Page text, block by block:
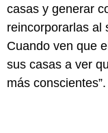
casas y generar
reincorporarlas al
Cuando ven que
sus casas a ver
más conscientes”.